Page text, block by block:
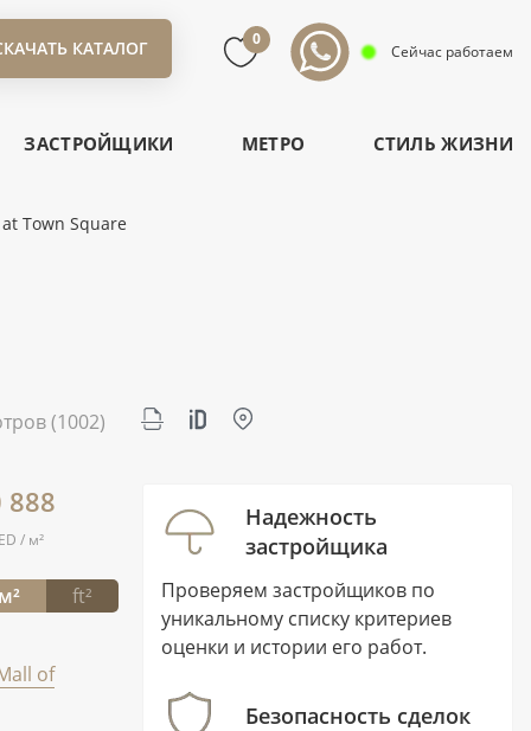
КАТАЛОГ 0
Сейчас работаем
ЗАСТРОЙЩИКИ МЕТРО СТИЛЬ ЖИЗНИ
Town Square
(1002)
888
/ м²
м² ft²
of
Надежность
застройщика
Проверяем застройщиков по
уникальному списку критериев
оценки и истории его работ.
Безопасность сделок